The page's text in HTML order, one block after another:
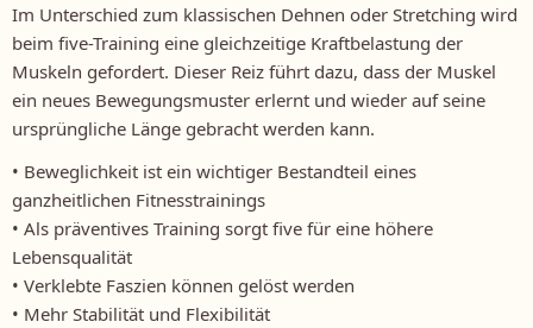
Im Unterschied zum klassischen Dehnen oder Stretching wird
beim five-Training eine gleichzeitige Kraftbelastung der
Muskeln gefordert. Dieser Reiz führt dazu, dass der Muskel
ein neues Bewegungsmuster erlernt und wieder auf seine
ursprüngliche Länge gebracht werden kann.
• Beweglichkeit ist ein wichtiger Bestandteil eines
ganzheitlichen Fitnesstrainings
• Als präventives Training sorgt five für eine höhere
Lebensqualität
• Verklebte Faszien können gelöst werden
• Mehr Stabilität und Flexibilität